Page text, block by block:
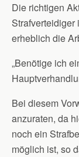
Die richtigen
erheblich die
„Benötige ich
Bei diesem
anzuraten, da
noch ein
möglich ist, so